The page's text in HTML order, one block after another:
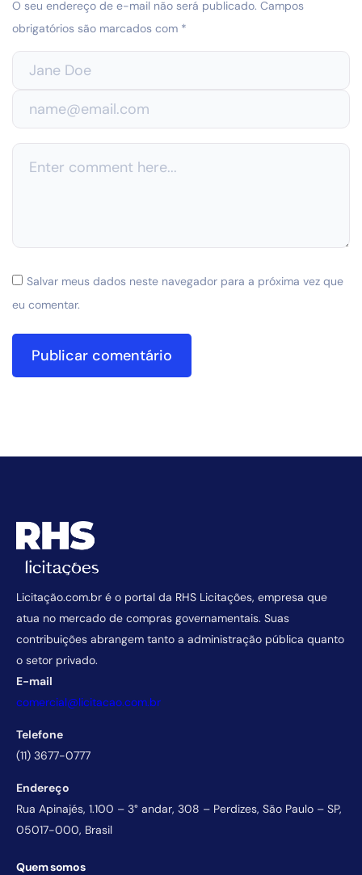
O seu endereço de e-mail não será publicado. Campos
obrigatórios são marcados com *
Salvar meus dados neste navegador para a próxima vez que
eu comentar.
Licitação.com.br é o portal da RHS Licitações, empresa que
atua no mercado de compras governamentais. Suas
contribuições abrangem tanto a administração pública quanto
o setor privado.
E-mail
comercial@licitacao.com.br
Telefone
(11) 3677-0777
Endereço
Rua Apinajés, 1.100 – 3° andar, 308 – Perdizes, São Paulo – SP,
05017-000, Brasil
Quem somos